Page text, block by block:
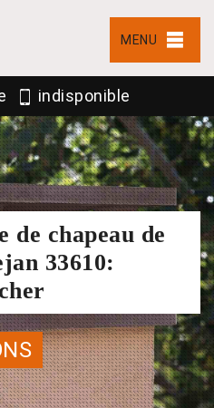
MENU
indisponible
de chapeau de
33610: